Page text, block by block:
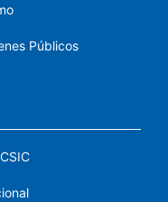
Públicos